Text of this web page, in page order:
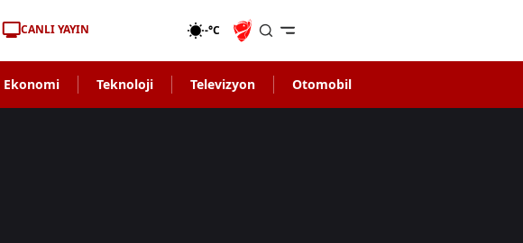
CANLI YAYIN -°C
Ekonomi Teknoloji Televizyon Otomobil